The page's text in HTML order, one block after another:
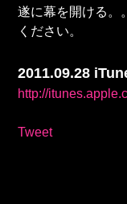
遂に幕を開ける。
ください。
2011.09.28
http://
Tweet